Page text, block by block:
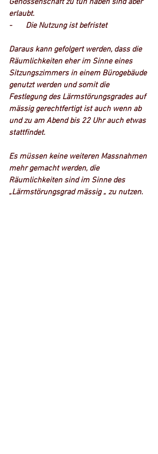
Genossenschaft zu tun haben sind aber
erlaubt.
-       Die Nutzung ist befristet
Daraus kann gefolgert werden, dass die
Räumlichkeiten eher im Sinne eines
Sitzungszimmers in einem Bürogebäude
genutzt werden und somit die
Festlegung des Lärmstörungsgrades auf
mässig gerechtfertigt ist auch wenn ab
und zu am Abend bis 22 Uhr auch etwas
stattfindet.
Es müssen keine weiteren Massnahmen
mehr gemacht werden, die
Räumlichkeiten sind im Sinne des
„Lärmstörungsgrad mässig „ zu nutzen.